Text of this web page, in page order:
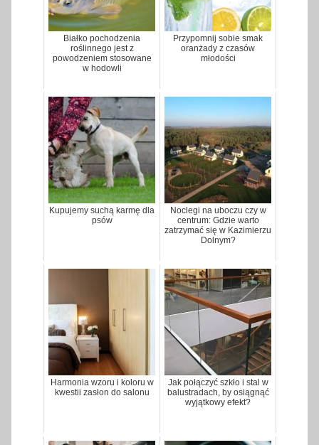
Białko pochodzenia
roślinnego jest z
powodzeniem stosowane
w hodowli
Przypomnij sobie smak
oranżady z czasów
młodości
Kupujemy suchą karmę dla
psów
Noclegi na uboczu czy w
centrum: Gdzie warto
zatrzymać się w Kazimierzu
Dolnym?
Harmonia wzoru i koloru w
kwestii zasłon do salonu
Jak połączyć szkło i stal w
balustradach, by osiągnąć
wyjątkowy efekt?